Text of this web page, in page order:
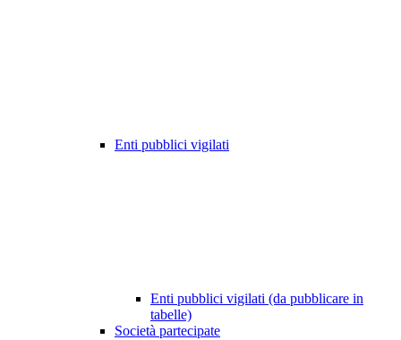
Enti pubblici vigilati
Enti pubblici vigilati (da pubblicare in
tabelle)
Società partecipate